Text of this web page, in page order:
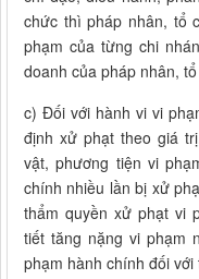
chức thì pháp nhân, tổ
phạm của từng chi
doanh của pháp nhân,
c) Đối với hành vi vi
định xử phạt theo giá
vật, phương tiện vi
chính nhiều lần bị xử
thẩm quyền xử phạt vi
tiết tăng nặng vi phạm
phạm hành chính đối